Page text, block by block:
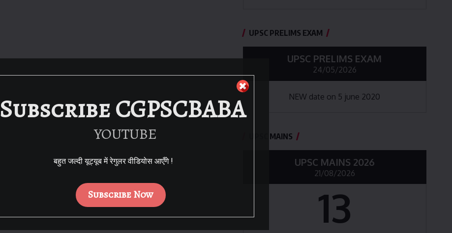
UPSC PRELIMS EXAM
UPSC PRELIMS EXAM
24/05/2026
NEW date on 5 june 2020
UPSC MAINS
UPSC MAINS 2026
21/08/2026
13
Subscribe CGPSCBABA
YOUTUBE
Subscribe Now
बहुत जल्दी यूट्यूब में रेगुलर वीडियोस आएँगे !